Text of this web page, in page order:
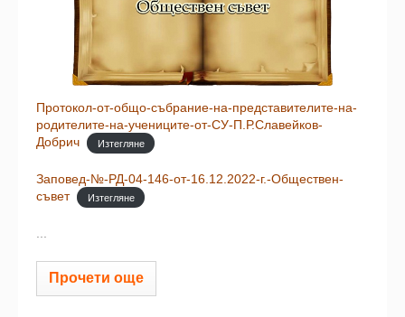
Протокол-от-общо-събрание-на-представителите-на-
родителите-на-учениците-от-СУ-П.Р.Славейков-
Добрич
Изтегляне
Заповед-№-РД-04-146-от-16.12.2022-г.-Обществен-
съвет
Изтегляне
Прочети още